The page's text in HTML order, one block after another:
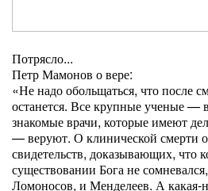
Потрясло...
Петр Мамонов о вере:
«Не надо обольщаться, что после
останется. Все крупные ученые
знакомые врачи, которые имеют
— веруют. О клинической смерти
свидетельств, доказывающих, что
существовании Бога не
Ломоносов, и Менделеев. А какая-